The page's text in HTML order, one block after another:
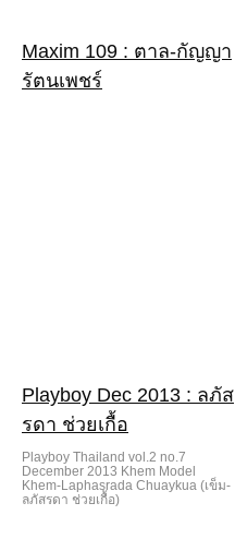
Maxim 109 : ตาล-กัญญา
รัตนเพชร์
Playboy Dec 2013 : ลภัส
รดา ช่วยเกื้อ
Playboy Thailand vol.2 no.7
December 2013 Khem Model
Khem-Laphasrada Chuaykua (เข็ม-
ลภัสรดา ช่วยเกื้อ)